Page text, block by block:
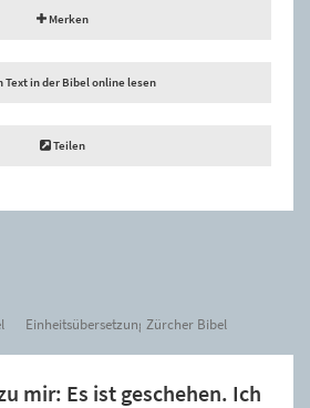
Merken
Text in der Bibel online lesen
Teilen
Einheitsübersetzung Zürcher Bibel
mir: Es ist geschehen. Ich